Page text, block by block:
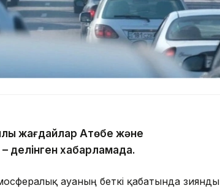
жағдайлар Ақтөбе және
– делінген хабарламада.
ауаның беткі қабатында зиянды